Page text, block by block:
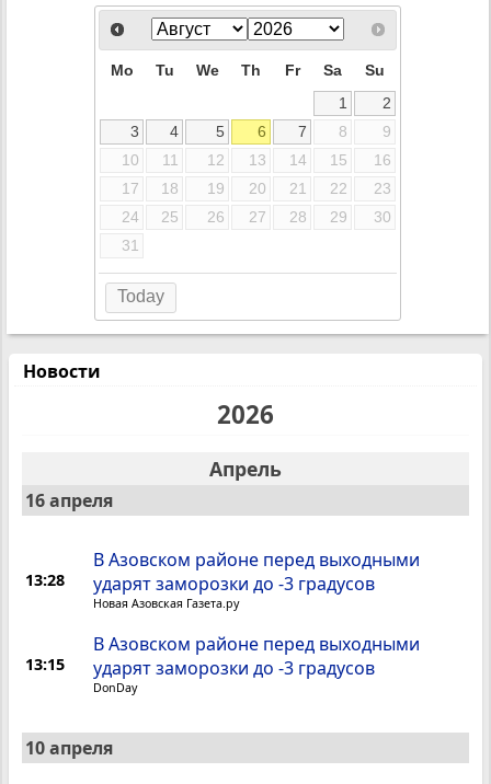
Новости
2026
Апрель
16 апреля
13:28
В Азовском районе перед выходными
ударят заморозки до -3 градусов
Новая Азовская Газета.ру
13:15
В Азовском районе перед выходными
ударят заморозки до -3 градусов
DonDay
10 апреля
Mo Tu We Th Fr Sa
Su
1
2
3
4 5 6 7 8
9
10
11 12 13 14 15
16
17
18 19 20 21 22
23
24
25 26 27 28 29
30
31
Today